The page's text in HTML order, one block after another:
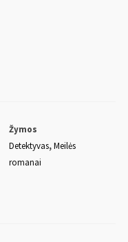
Žymos
Detektyvas,Meilės
romanai